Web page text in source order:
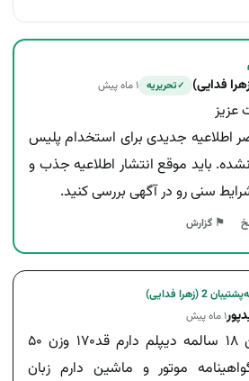
✓تحریریه ۱ ماه پیش
عزیز
اطلاعیه جدیدی برای استخدام پلیس
باید موقع انتشار اطلاعیه جذب و
سنی رو در آگهی بررسی کنید.
⚑ گزارش
پشتیبان 2 (زهرا فدایی)
۱ ماه پیش
سلام من ۱۸ سالمه ‌‌‌‌‌‌‌دیپلم دارم قد۱۷۰ وزن ۵۰
موتور و ماشین دارم زبان